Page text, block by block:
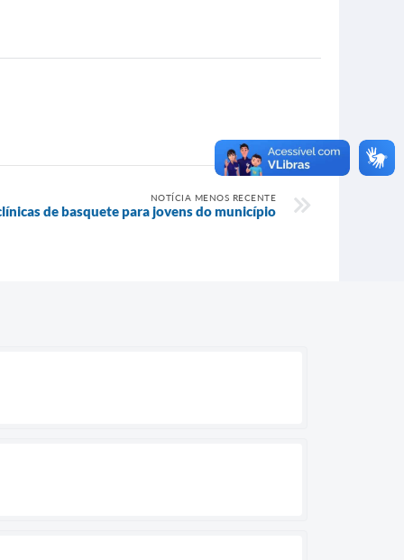
NOTÍCIA MENOS RECENTE
de basquete para jovens do município